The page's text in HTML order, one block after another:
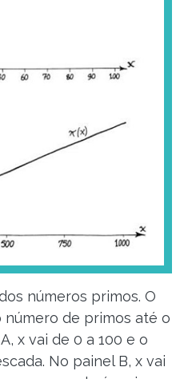
números primos. O
número de primos até o
x vai de 0 a 100 e o
No painel B, x vai